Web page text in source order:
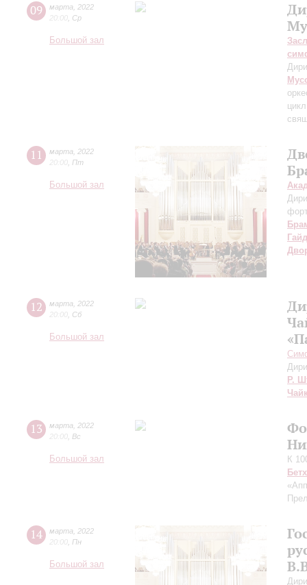
09 марта
2022
20:00 Ср
Большой зал
11 марта
2022
20:00 Пт
Большой зал
12 марта
2022
20:00 Сб
Большой зал
Р.
13 марта
2022
20:00 Вс
Большой зал
К
14 марта
2022
20:00 Пн
Большой зал